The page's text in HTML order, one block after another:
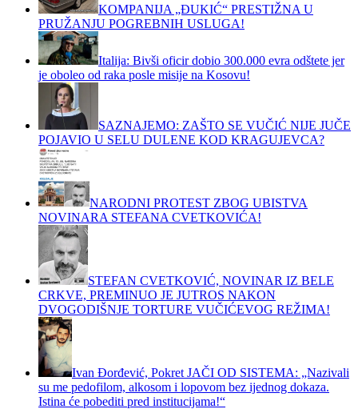
KOMPANIJA „ĐUKIĆ“ PRESTIŽNA U
PRUŽANJU POGREBNIH USLUGA!
Italija: Bivši oficir dobio 300.000 evra odštete jer
je oboleo od raka posle misije na Kosovu!
SAZNAJEMO: ZAŠTO SE VUČIĆ NIJE JUČE
POJAVIO U SELU DULENE KOD KRAGUJEVCA?
NARODNI PROTEST ZBOG UBISTVA
NOVINARA STEFANA CVETKOVIĆA!
STEFAN CVETKOVIĆ, NOVINAR IZ BELE
CRKVE, PREMINUO JE JUTROS NAKON
DVOGODIŠNJE TORTURE VUČIĆEVOG REŽIMA!
Ivan Đorđević, Pokret JAČI OD SISTEMA: „Nazivali
su me pedofilom, alkosom i lopovom bez ijednog dokaza.
Istina će pobediti pred institucijama!“